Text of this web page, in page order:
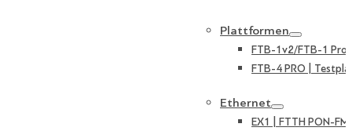
Plattformen
FTB-1v2/FTB-1
FTB-4 PRO |
Ethernet
EX1 | FTTH PON-